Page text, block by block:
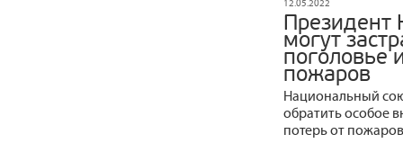
12.05.2022
Президент
могут
поголовье
пожаров
Национальный
обратить особое
потерь от